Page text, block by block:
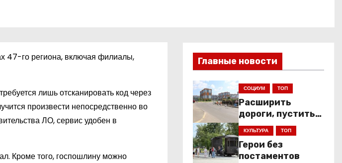
47-го региона, включая филиалы,
лишь отсканировать код через
произвести непосредственно во
ЛО, сервис удобен в
Кроме того, госпошлину можно
Главные новости
СОЦИУМ ТОП
Расширить
дороги, пустить
низкопольники
КУЛЬТУРА ТОП
Герои без
постаментов